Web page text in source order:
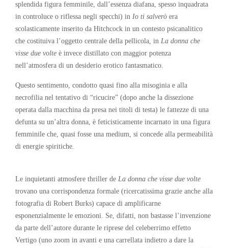
splendida figura femminile, dall’essenza diafana, spesso inquadrata
in controluce o riflessa negli specchi) in Io ti salverò era
scolasticamente inserito da Hitchcock in un contesto psicanalitico
che costituiva l’oggetto centrale della pellicola, in La donna che
visse due volte è invece distillato con maggior potenza
nell’atmosfera di un desiderio erotico fantasmatico.
Questo sentimento, condotto quasi fino alla misoginia e alla
necrofilia nel tentativo di “ricucire” (dopo anche la dissezione
operata dalla macchina da presa nei titoli di testa) le fattezze di una
defunta su un’altra donna, è feticisticamente incarnato in una figura
femminile che, quasi fosse una medium, si concede alla permeabilità
di energie spiritiche.
Le inquietanti atmosfere thriller de La donna che visse due volte
trovano una corrispondenza formale (ricercatissima grazie anche alla
fotografia di Robert Burks) capace di amplificarne
esponenzialmente le emozioni. Se, difatti, non bastasse l’invenzione
da parte dell’autore durante le riprese del celeberrimo effetto
Vertigo (uno zoom in avanti e una carrellata indietro a dare la